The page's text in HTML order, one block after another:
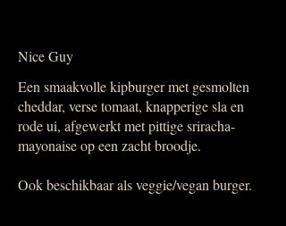
Nice Guy
Een smaakvolle kipburger met gesmolten
cheddar, verse tomaat, knapperige sla en
rode ui, afgewerkt met pittige sriracha-
mayonaise op een zacht broodje.
Ook beschikbaar als veggie/vegan burger.